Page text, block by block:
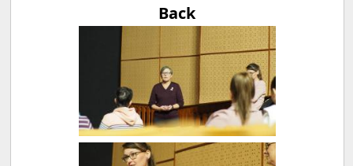
Back